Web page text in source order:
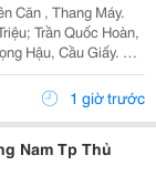
Căn , Thang Máy.
Trần Quốc Hoàn,
Hậu, Cầu Giấy. +
+ Vỉa Hè Lớn,
Ngay...
1 giờ trước
Nam Tp Thủ